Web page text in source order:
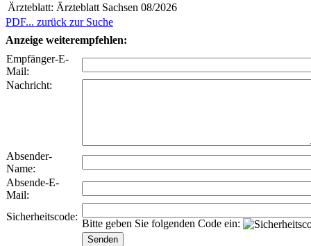
Ärzteblatt: Ärzteblatt Sachsen 08/2026
PDF... zurück zur Suche
Anzeige weiterempfehlen:
Empfänger-E-
Mail:
Nachricht:
Absender-
Name:
Absende-E-
Mail:
Sicherheitscode:
Bitte geben Sie folgenden Code ein: